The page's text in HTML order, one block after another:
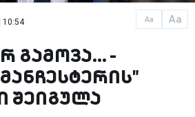
Aa Aa
10:54
გამოვა... -
შეიგულა